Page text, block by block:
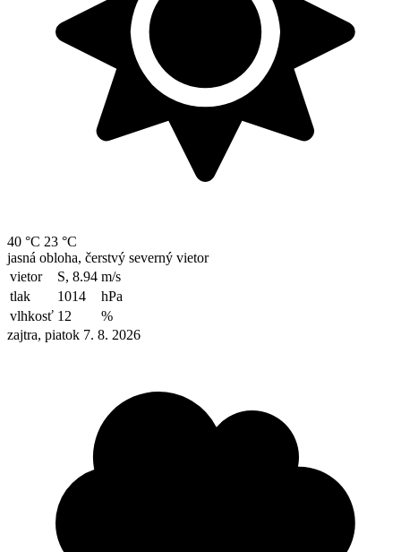
40 °C 23 °C
jasná obloha, čerstvý severný vietor
vietor
S, 8.94 m/s
tlak
1014
hPa
vlhkosť 12
%
zajtra, piatok 7. 8. 2026